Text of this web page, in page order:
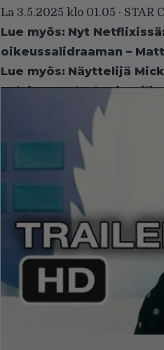
La 3.5.2025 klo 01.05 · STAR
Lue myös: Nyt
oikeussalidraaman –
Lue myös: Näyttelijä
Salainen palvelu vieraili